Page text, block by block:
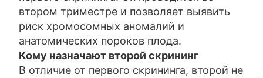
втором триместре и позволяет выявить
риск хромосомных аномалий и
анатомических пороков плода.
Кому назначают второй скрининг
В отличие от первого скрининга, второй не